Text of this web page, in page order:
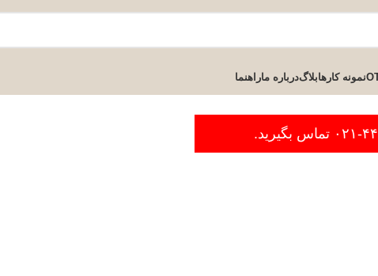
نمونه کارهابلاگدرباره ماراهنما